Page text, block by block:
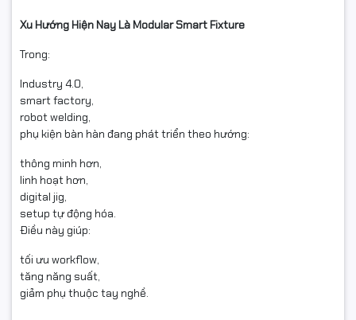
Xu Hướng Hiện Nay Là Modular Smart Fixture
Trong:
Industry 4.0,
smart factory,
robot welding,
phụ kiện bàn hàn đang phát triển theo hướng:
thông minh hơn,
linh hoạt hơn,
digital jig,
setup tự động hóa.
Điều này giúp:
tối ưu workflow,
tăng năng suất,
giảm phụ thuộc tay nghề.